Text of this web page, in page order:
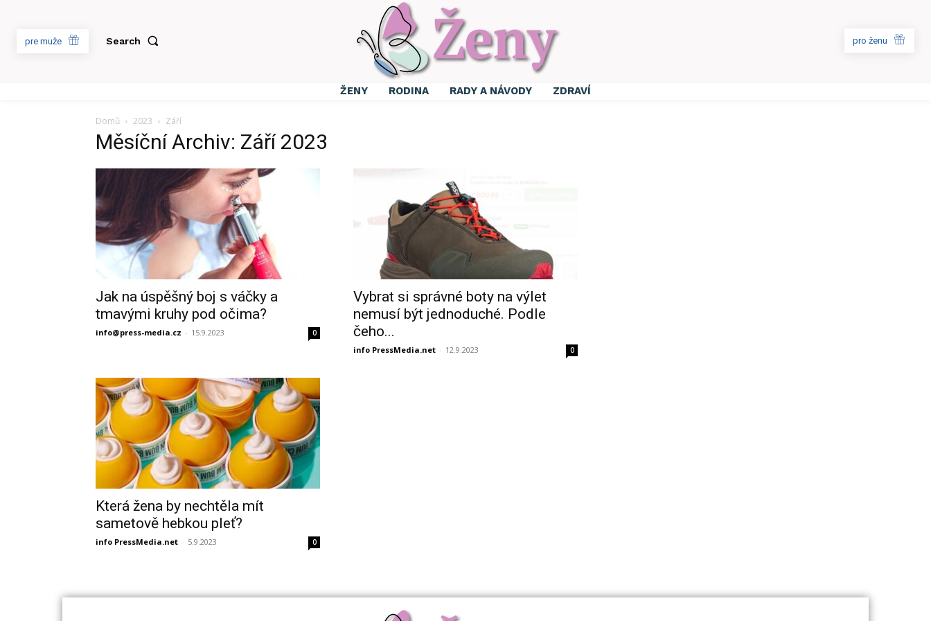
pre muže Search pro ženu
ŽENY RODINA RADY A NÁVODY ZDRAVÍ
Domů 2023 Září
Měsíční Archiv: Září 2023
Jak na úspěšný boj s váčky a
tmavými kruhy pod očima?
info@press-media.cz - 15.9.2023 0
Vybrat si správné boty na výlet
nemusí být jednoduché. Podle
čeho...
info PressMedia.net - 12.9.2023 0
Která žena by nechtěla mít
sametově hebkou pleť?
info PressMedia.net - 5.9.2023 0